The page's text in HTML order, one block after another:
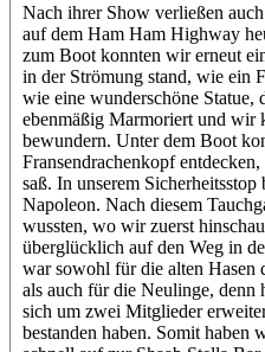
Nach ihrer Show verließen
auf dem Ham Ham Highway
zum Boot konnten wir erneut
in der Strömung stand, wie ein
wie eine wunderschöne Statue,
ebenmäßig Marmoriert und wir
bewundern. Unter dem Boot
Fransendrachenkopf
saß. In unserem
Napoleon. Nach diesem
wussten, wo wir zuerst
überglücklich auf den Weg in
war sowohl für die alten Hasen
als auch für die Neulinge, denn
sich um zwei Mitglieder
bestanden haben. Somit haben